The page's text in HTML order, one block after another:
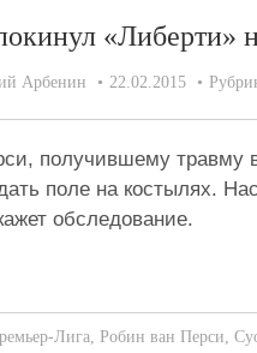
«Либерти»
Арбенин 22.02.2015
получившему травму
поле на костылях.
обследование.
Лига, Робин ван Перси,